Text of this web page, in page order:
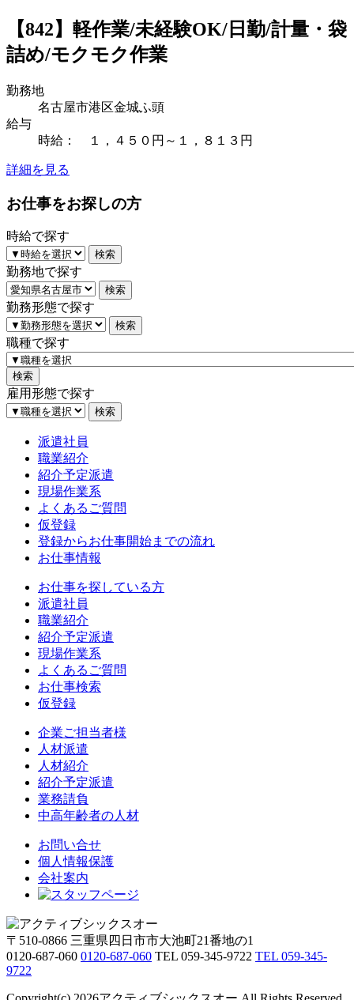
【842】軽作業/未経験OK/日勤/計量・袋
詰め/モクモク作業
勤務地
名古屋市港区金城ふ頭
給与
時給： １，４５０円～１，８１３円
詳細を見る
お仕事をお探しの方
時給で探す
勤務地で探す
勤務形態で探す
職種で探す
雇用形態で探す
派遣社員
職業紹介
紹介予定派遣
現場作業系
よくあるご質問
仮登録
登録からお仕事開始までの流れ
お仕事情報
お仕事を探している方
派遣社員
職業紹介
紹介予定派遣
現場作業系
よくあるご質問
お仕事検索
仮登録
企業ご担当者様
人材派遣
人材紹介
紹介予定派遣
業務請負
中高年齢者の人材
お問い合せ
個人情報保護
会社案内
〒510-0866 三重県四日市市大池町21番地の1
0120-687-060 0120-687-060 TEL 059-345-9722 TEL 059-345-
9722